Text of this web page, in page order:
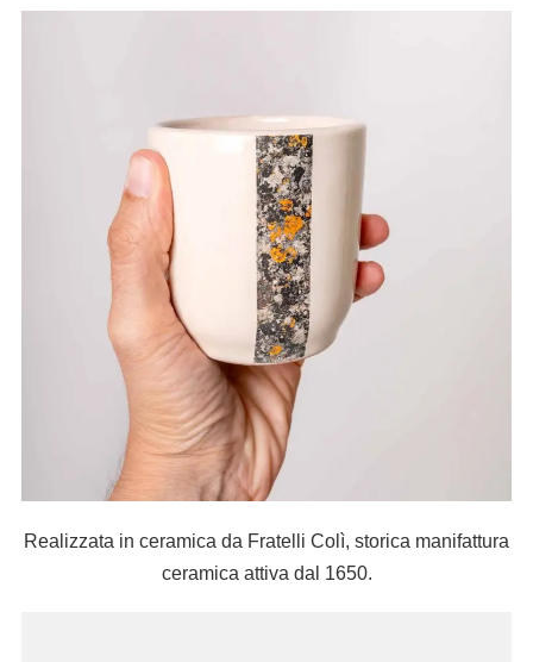
Realizzata in ceramica da Fratelli Colì, storica manifattura
ceramica attiva dal 1650.